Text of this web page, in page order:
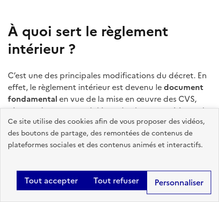
Ce site utilise des cookies afin de vous proposer des vidéos,
des boutons de partage, des remontées de contenus de
plateformes sociales et des contenus animés et interactifs.
Tout accepter Tout refuser Personnaliser
À quoi sert le règlement
intérieur ?
C’est une des principales modifications du décret. En
effet, le règlement intérieur est devenu ledocument
fondamentalen vue de la mise en œuvre des CVS,
c’est ce document qui détermine lacompositionet le
fonctionnement de l’instance. C’est également le
règlement intérieur qui précisera lesmodalités de
renouvellementdes membres du CVS.
S’il s’agit d’une création, il sera nécessaire d’organiser
concertation avec les acteurspour préciser si les
membres sont désignés ou élus oua minima, il faudra